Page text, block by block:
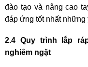
đào tạo và nâng cao
đáp ứng tốt nhất những
2.4 Quy trình lắp
nghiêm ngặt